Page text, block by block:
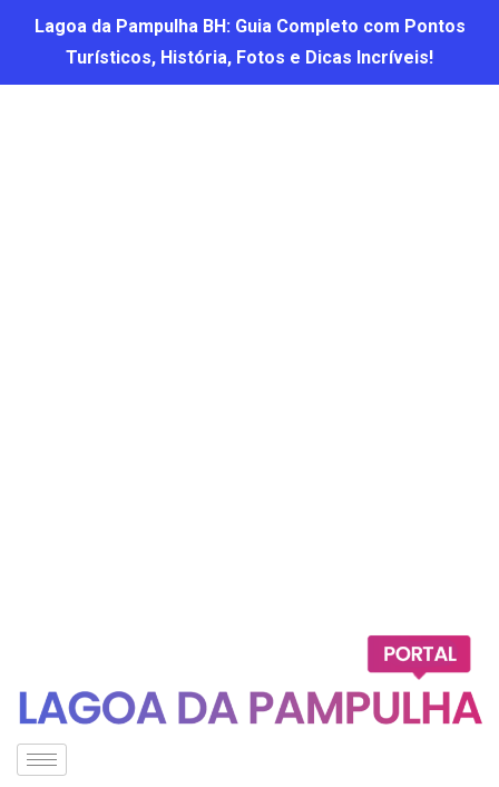
Lagoa da Pampulha BH: Guia Completo com Pontos
Turísticos, História, Fotos e Dicas Incríveis!